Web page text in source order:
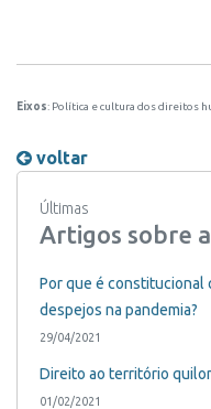
Eixos: Política e cultura dos direitos
voltar
Últimas
Artigos sobre
Por que é constitucional
despejos na pandemia?
29/04/2021
Direito ao território
01/02/2021